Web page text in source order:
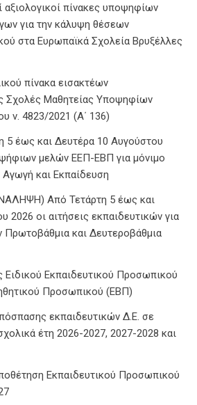
πίνακες υποψηφίων
για την κάλυψη θέσεων
στα Ευρωπαϊκά Σχολεία Βρυξέλλες
πίνακα εισακτέων
Σχολές Μαθητείας Υποψηφίων
ν. 4823/2021 (Α΄ 136)
5 έως και Δευτέρα 10 Αυγούστου
μελών ΕΕΠ-ΕΒΠ για μόνιμο
Αγωγή και Εκπαίδευση
Από Τετάρτη 5 έως και
2026 οι αιτήσεις εκπαιδευτικών για
Πρωτοβάθμια και Δευτεροβάθμια
Εκπαιδευτικού Προσωπικού
Προσωπικού (ΕΒΠ)
εκπαιδευτικών Δ.Ε. σε
έτη 2026-2027, 2027-2028 και
Εκπαιδευτικού Προσωπικού